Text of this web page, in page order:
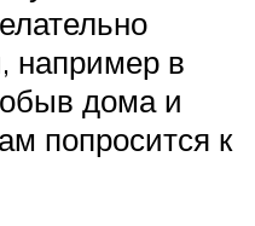
например в
дома и
попросится к